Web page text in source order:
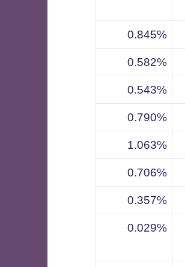
0.845%
0.582%
0.543%
0.790%
1.063%
0.706%
0.357%
0.029%